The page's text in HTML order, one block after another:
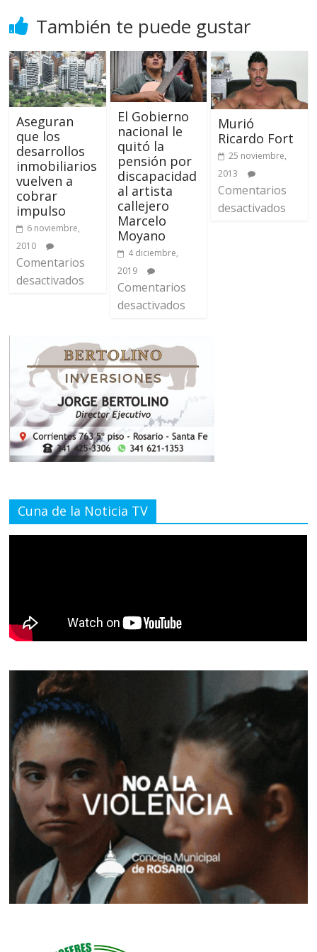
También te puede gustar
Aseguran
que los
desarrollos
inmobiliarios
vuelven a
cobrar
impulso
6 noviembre,
2010
Comentarios
desactivados
El Gobierno
nacional le
quitó la
pensión por
discapacidad
al artista
callejero
Marcelo
Moyano
4 diciembre,
2019
Comentarios
desactivados
Murió
Ricardo Fort
25 noviembre,
2013
Comentarios
desactivados
Cuna de la Noticia TV